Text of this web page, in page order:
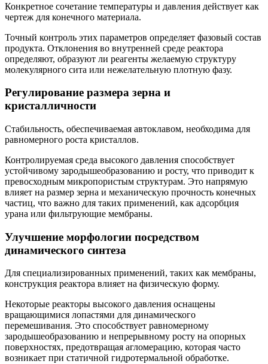
Конкретное сочетание температуры и давления действует как
чертеж для конечного материала.
Точный контроль этих параметров определяет фазовый состав
продукта. Отклонения во внутренней среде реактора
определяют, образуют ли реагенты желаемую структуру
молекулярного сита или нежелательную плотную фазу.
Регулирование размера зерна и
кристалличности
Стабильность, обеспечиваемая автоклавом, необходима для
равномерного роста кристаллов.
Контролируемая среда высокого давления способствует
устойчивому зародышеобразованию и росту, что приводит к
превосходным микропористым структурам. Это напрямую
влияет на размер зерна и механическую прочность конечных
частиц, что важно для таких применений, как адсорбция
урана или фильтрующие мембраны.
Улучшение морфологии посредством
динамического синтеза
Для специализированных применений, таких как мембраны,
конструкция реактора влияет на физическую форму.
Некоторые реакторы высокого давления оснащены
вращающимися лопастями для динамического
перемешивания. Это способствует равномерному
зародышеобразованию и непрерывному росту на опорных
поверхностях, предотвращая агломерацию, которая часто
возникает при статичной гидротермальной обработке.